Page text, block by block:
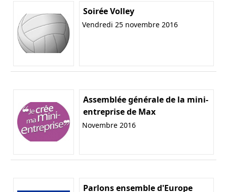
Soirée Volley
Vendredi 25 novembre 2016
Assemblée générale de la mini-
entreprise de Max
Novembre 2016
Parlons ensemble d'Europe